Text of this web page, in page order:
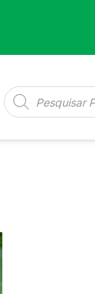
Pesquisa
de
produtos